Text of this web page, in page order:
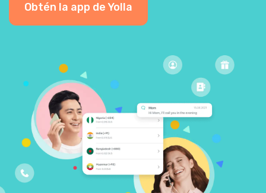
Obtén la app de Yolla